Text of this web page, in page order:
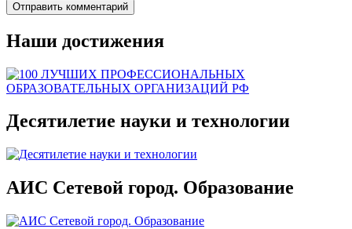
Наши достижения
Десятилетие науки и технологии
АИС Сетевой город. Образование